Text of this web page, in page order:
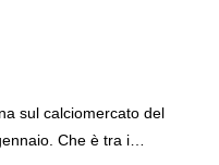
sul calciomercato del
Che è tra i